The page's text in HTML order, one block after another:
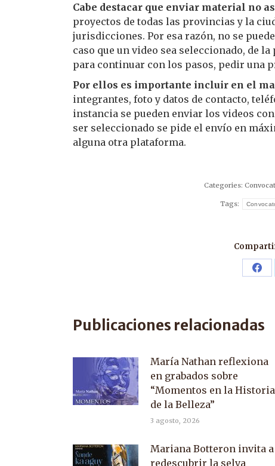
Cabe destacar que enviar material no
proyectos de todas las provincias y la
jurisdicciones. Por esa razón, no se
caso que un video sea seleccionado, de
para continuar con los pasos, pedir una
Por ellos es importante incluir en el
integrantes, foto y datos de contacto,
instancia se pueden enviar los videos
ser seleccionado se pide el envío en
alguna otra plataforma.
Categories:
Tags:
Publicaciones relacionadas
María Nathan reflexiona
en grabados sobre
“Momentos en la Historia
de la Belleza”
3 agosto, 2026
Mariana Botteron invita a
redescubrir la selva